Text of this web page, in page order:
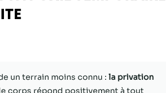
un terrain moins connu : la privation
corps répond positivement à tout
et la structure
du site Web,